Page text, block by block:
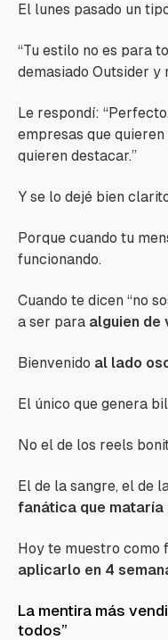
El lunes pasado un
“Tu estilo no es para
demasiado Outsider y
Le respondí:
empresas que
quieren destacar.”
Y se lo dejé bien
Porque cuando tu
funcionando.
Cuando te dicen “no
a ser para alguien de
Bienvenido al lado
El único que genera
No el de los reels
El de la sangre, el de
fanática que mataría
Hoy te muestro como
aplicarlo en 4
La mentira más
todos”